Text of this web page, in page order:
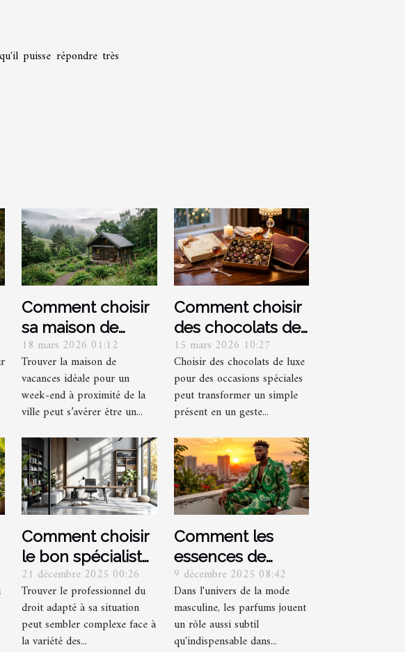
puisse répondre très
Comment choisir
sa maison de
vacances pour un
week-end proche
de la ville ?
18 mars 2026 01:12
Trouver la maison de
vacances idéale pour un
week-end à proximité de la
ville peut s’avérer être un...
Comment choisir
des chocolats de
luxe pour des
occasions
spéciales ?
15 mars 2026 10:27
Choisir des chocolats de luxe
pour des occasions spéciales
peut transformer un simple
présent en un geste...
Comment choisir
le bon spécialiste
juridique selon
vos besoins ?
21 décembre 2025 00:26
Trouver le professionnel du
droit adapté à sa situation
peut sembler complexe face à
la variété des...
Comment les
essences de
parfum vertes
influencent-elles
la mode
masculine ?
9 décembre 2025 08:42
Dans l'univers de la mode
masculine, les parfums jouent
un rôle aussi subtil
qu'indispensable dans...